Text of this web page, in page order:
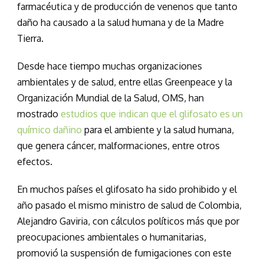
farmacéutica y de producción de venenos que tanto
daño ha causado a la salud humana y de la Madre
Tierra.
Desde hace tiempo muchas organizaciones
ambientales y de salud, entre ellas Greenpeace y la
Organización Mundial de la Salud, OMS, han
mostrado estudios que indican que el glifosato es un
químico dañino para el ambiente y la salud humana,
que genera cáncer, malformaciones, entre otros
efectos.
En muchos países el glifosato ha sido prohibido y el
año pasado el mismo ministro de salud de Colombia,
Alejandro Gaviria, con cálculos políticos más que por
preocupaciones ambientales o humanitarias,
promovió la suspensión de fumigaciones con este